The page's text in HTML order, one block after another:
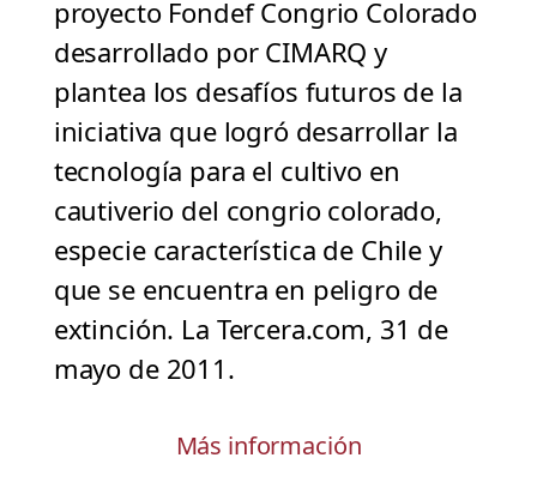
proyecto Fondef Congrio Colorado
desarrollado por CIMARQ y
plantea los desafíos futuros de la
iniciativa que logró desarrollar la
tecnología para el cultivo en
cautiverio del congrio colorado,
especie característica de Chile y
que se encuentra en peligro de
extinción. La Tercera.com, 31 de
mayo de 2011.
Más información